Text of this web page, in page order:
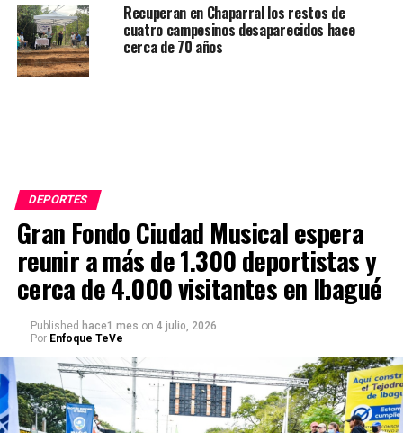
Recuperan en Chaparral los restos de
cuatro campesinos desaparecidos hace
cerca de 70 años
DEPORTES
Gran Fondo Ciudad Musical espera
reunir a más de 1.300 deportistas y
cerca de 4.000 visitantes en Ibagué
Published hace1 mes on 4 julio, 2026
Por Enfoque TeVe